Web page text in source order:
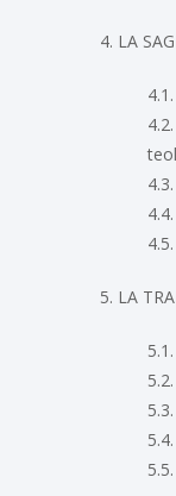
4. LA
5. LA